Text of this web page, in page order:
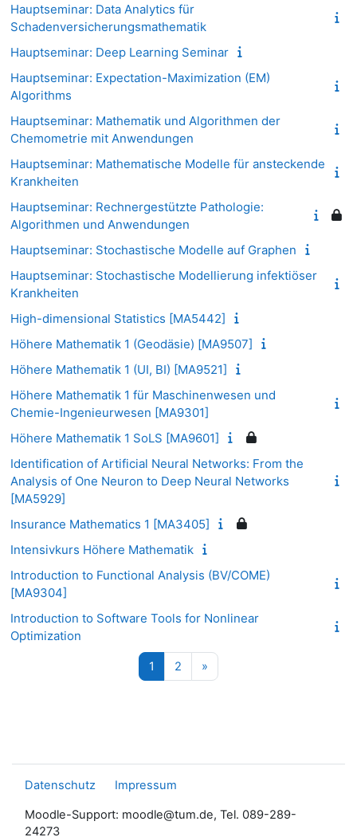
Hauptseminar: Data Analytics für
Schadenversicherungsmathematik
Hauptseminar: Deep Learning Seminar
Hauptseminar: Expectation-Maximization (EM)
Algorithms
Hauptseminar: Mathematik und Algorithmen der
Chemometrie mit Anwendungen
Hauptseminar: Mathematische Modelle für ansteckende
Krankheiten
Hauptseminar: Rechnergestützte Pathologie:
Algorithmen und Anwendungen
Hauptseminar: Stochastische Modelle auf Graphen
Hauptseminar: Stochastische Modellierung infektiöser
Krankheiten
High-dimensional Statistics [MA5442]
Höhere Mathematik 1 (Geodäsie) [MA9507]
Höhere Mathematik 1 (UI, BI) [MA9521]
Höhere Mathematik 1 für Maschinenwesen und
Chemie-Ingenieurwesen [MA9301]
Höhere Mathematik 1 SoLS [MA9601]
Identification of Artificial Neural Networks: From the
Analysis of One Neuron to Deep Neural Networks
[MA5929]
Insurance Mathematics 1 [MA3405]
Intensivkurs Höhere Mathematik
Introduction to Functional Analysis (BV/COME)
[MA9304]
Introduction to Software Tools for Nonlinear
Optimization
1 Seite 1
2 Seite 2
»
Datenschutz Impressum
Moodle-Support: moodle@tum.de, Tel. 089-289-
24273